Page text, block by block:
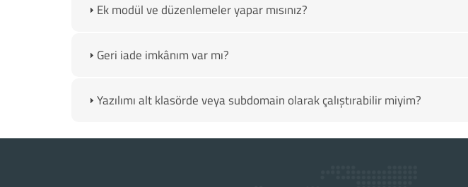
Ek modül ve düzenlemeler yapar mısınız?
Geri iade imkânım var mı?
Yazılımı alt klasörde veya subdomain olarak çalıştırabilir miyim?